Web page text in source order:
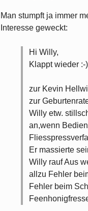
Man stumpft ja immer
Interesse geweckt:
Hi Willy,
Klappt wieder :-)
zur Kevin
zur
Willy etw.
an,wenn
Er massierte
Willy rauf Aus
allzu Fehler
Fehler beim